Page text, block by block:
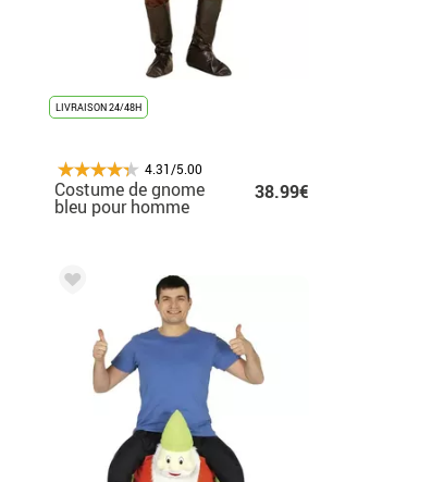
LIVRAISON 24/48H
4.31/5.00
Costume de gnome
bleu pour homme
38.99€